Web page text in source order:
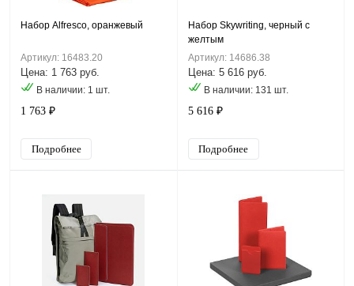
Набор Alfresco, оранжевый
Артикул: 16483.20
Цена: 1 763 руб.
В наличии: 1 шт.
1 763 ₽
Подробнее
Набор Skywriting, черный с
желтым
Артикул: 14686.38
Цена: 5 616 руб.
В наличии: 131 шт.
5 616 ₽
Подробнее